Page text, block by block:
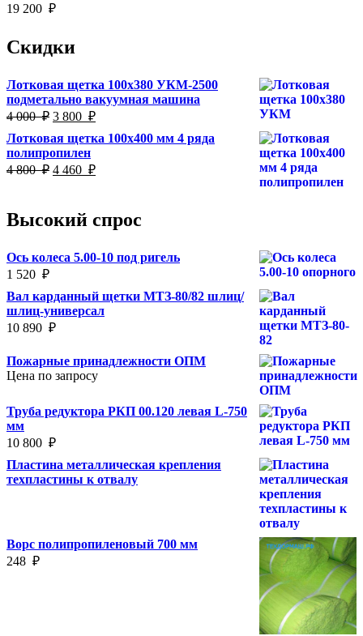
19 200 ₽
Скидки
Лотковая щетка 100х380 УКМ-2500
подметально вакуумная машина
4 000₽ Первоначальная
составляла
4
000
3 800 ₽Текущая
3
₽.
Лотковая щетка 100х400 мм 4 ряда
полипропилен
4 800₽ Первоначальная
800
4 460 ₽Текущая
₽.
Высокий спрос
Ось колеса 5.00-10 под ригель
1 520 ₽
Вал карданный щетки МТЗ-80/82 шлиц/
шлиц-универсал
10 890 ₽
Пожарные принадлежности ОПМ
Цена по запросу
Труба редуктора РКП 00.120 левая L-750
мм
10 800 ₽
Пластина металлическая крепления
техпластины к отвалу
Ворс полипропиленовый 700 мм
248 ₽